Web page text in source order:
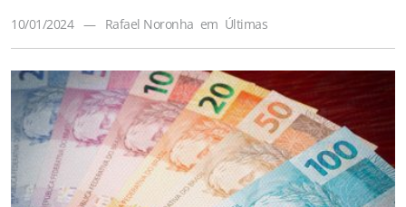
10/01/2024 — Rafael Noronha em Últimas